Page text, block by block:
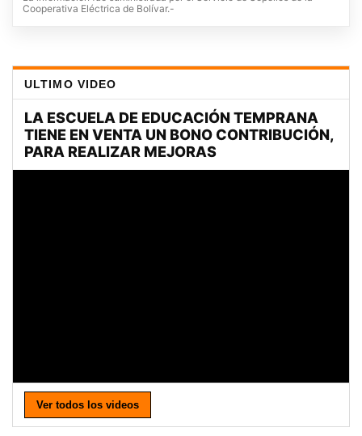
Cooperativa Eléctrica de Bolívar.-
ULTIMO VIDEO
Ver todos los videos